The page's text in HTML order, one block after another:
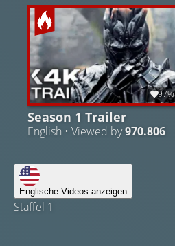
97%
Season 1 Trailer
English • Viewed by970.806
Englische Videos anzeigen
Staffel 1